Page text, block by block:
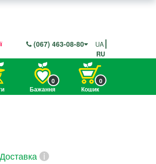
(067) 463-08-80
UA
RU
Бажання
0
Кошик
0
Доставка i